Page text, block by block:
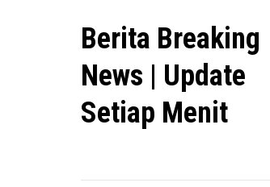
Berita Breaking
News | Update
Setiap Menit